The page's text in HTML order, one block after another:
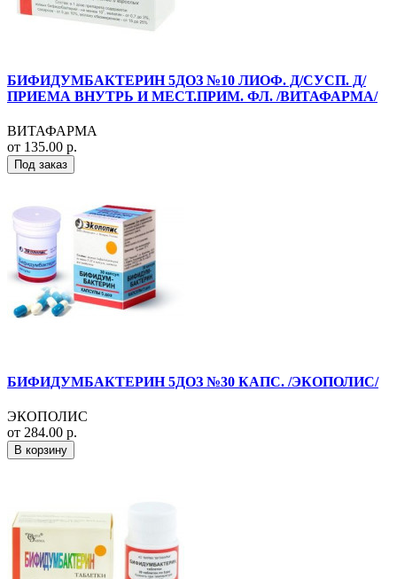
БИФИДУМБАКТЕРИН 5ДОЗ №10 ЛИОФ. Д/СУСП. Д/
ПРИЕМА ВНУТРЬ И МЕСТ.ПРИМ. ФЛ. /ВИТАФАРМА/
ВИТАФАРМА
от 135.00 р.
Под заказ
БИФИДУМБАКТЕРИН 5ДОЗ №30 КАПС. /ЭКОПОЛИС/
ЭКОПОЛИС
от 284.00 р.
В корзину